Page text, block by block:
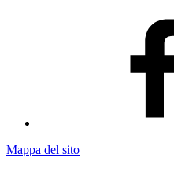
Mappa del sito